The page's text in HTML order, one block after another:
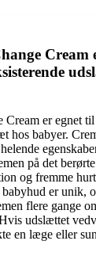
Cream
Cream er egnet
hos babyer.
på det
og fremme
er unik,
flere gange
udslættet
en læge eller